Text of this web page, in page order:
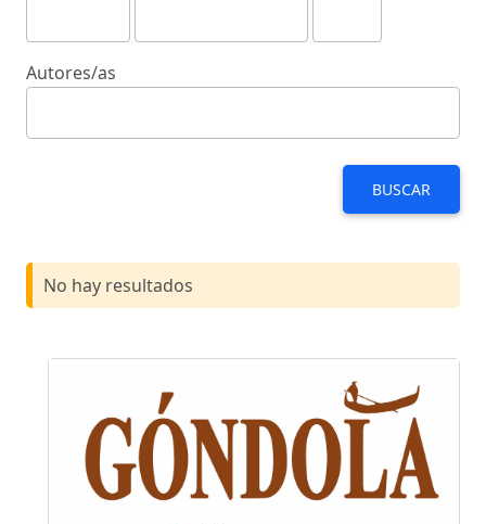
Autores/as
BUSCAR
No hay resultados